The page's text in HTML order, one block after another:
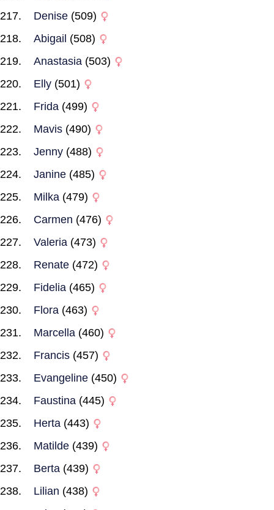
Denise (509)
Abigail (508)
Anastasia (503)
Elly (501)
Frida (499)
Mavis (490)
Jenny (488)
Janine (485)
Milka (479)
Carmen (476)
Valeria (473)
Renate (472)
Fidelia (465)
Flora (463)
Marcella (460)
Francis (457)
Evangeline (450)
Faustina (445)
Herta (443)
Matilde (439)
Berta (439)
Lilian (438)